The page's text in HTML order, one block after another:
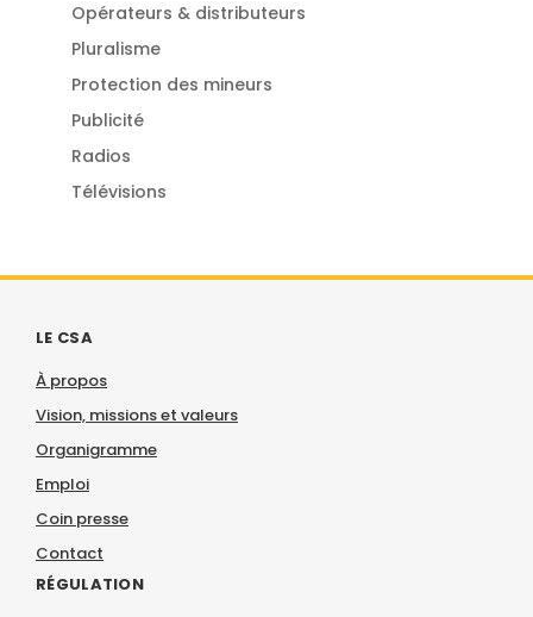
Opérateurs & distributeurs
Pluralisme
Protection des mineurs
Publicité
Radios
Télévisions
LE CSA
À propos
Vision, missions et valeurs
Organigramme
Emploi
Coin presse
Contact
RÉGULATION